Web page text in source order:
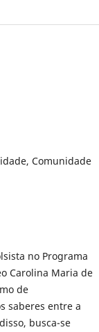
Comunidade
no Programa
Carolina Maria de
de
saberes entre a
busca-se